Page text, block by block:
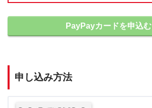
PayPayカードを申込む
申し込み方法